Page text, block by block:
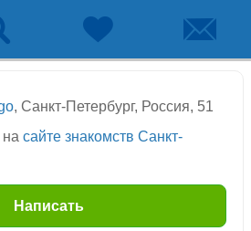
, Санкт-Петербург, Россия, 51
сайте знакомств Санкт-
Написать